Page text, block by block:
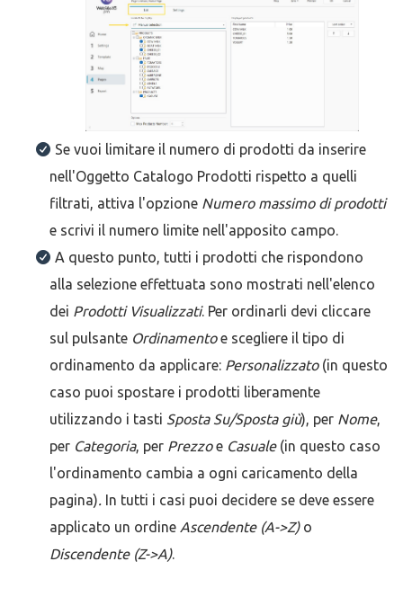
Se vuoi limitare il numero di prodotti da inserire
nell'Oggetto Catalogo Prodotti rispetto a quelli
filtrati, attiva l'opzione Numero massimo di prodotti
e scrivi il numero limite nell'apposito campo.
A questo punto, tutti i prodotti che rispondono
alla selezione effettuata sono mostrati nell'elenco
dei Prodotti Visualizzati. Per ordinarli devi cliccare
sul pulsante Ordinamentoe scegliere il tipo di
ordinamento da applicare: Personalizzato(in questo
caso puoi spostare i prodotti liberamente
utilizzando i tasti Sposta Su/Sposta giù), per Nome,
per Categoria, per Prezzoe Casuale (in questo caso
l'ordinamento cambia a ogni caricamento della
pagina). In tutti i casi puoi decidere se deve essere
applicato un ordine Ascendente (A->Z)o
Discendente (Z->A).